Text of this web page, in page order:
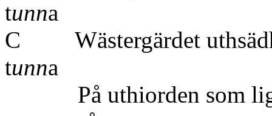
tunna
C
tunna
På uthiorden